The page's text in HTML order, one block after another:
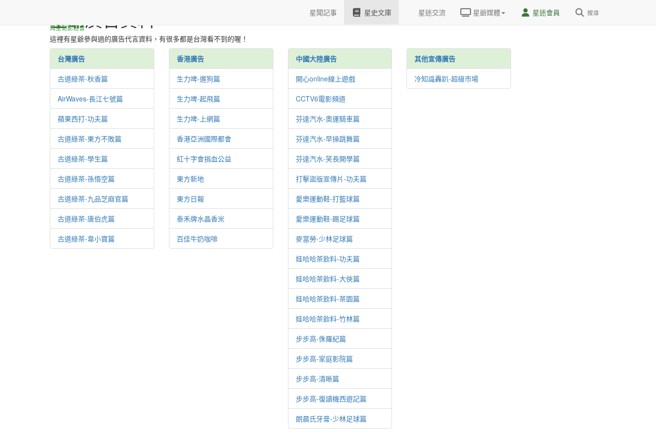
周星馳影迷會
星聞記事 星史文庫 星迷交流 星爺媒體 星迷會員 搜尋
星爺廣告資料
這裡有星爺參與過的廣告代言資料，有很多都是台灣看不到的喔！
更多資料
台灣廣告
古道綠茶-秋香篇
AirWaves-長江七號篇
蘋果西打-功夫篇
古道綠茶-東方不敗篇
古道綠茶-學生篇
古道綠茶-孫悟空篇
古道綠茶-九品芝麻官篇
古道綠茶-唐伯虎篇
古道綠茶-韋小寶篇
香港廣告
生力啤-遛狗篇
生力啤-起飛篇
生力啤-上網篇
香港亞洲國際都會
紅十字會捐血公益
東方新地
東方日報
泰禾牌水晶香米
百佳牛奶咖啡
中國大陸廣告
開心online線上遊戲
CCTV6電影頻道
芬達汽水-奧運騎車篇
芬達汽水-早操跳舞篇
芬達汽水-笑長開學篇
打擊盜版宣傳片-功夫篇
愛樂運動鞋-打籃球篇
愛樂運動鞋-踢足球篇
麥當勞-少林足球篇
娃哈哈茶飲料-功夫篇
娃哈哈茶飲料-大俠篇
娃哈哈茶飲料-茶園篇
娃哈哈茶飲料-竹林篇
步步高-侏羅紀篇
步步高-家庭影院篇
步步高-清晰篇
步步高-復讀機西遊記篇
朗晨氏牙膏-少林足球篇
其他宣傳廣告
冷知識轟趴-超級市場